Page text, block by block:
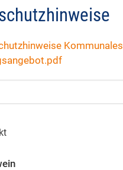
Kommunales